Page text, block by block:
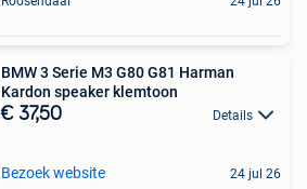
BMW 3 Serie M3 G80 G81 Harman
Kardon speaker klemtoon
€ 37,50 Details
Bezoek website 24 jul 26